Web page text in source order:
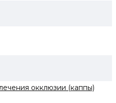
окклюзии (каппы)